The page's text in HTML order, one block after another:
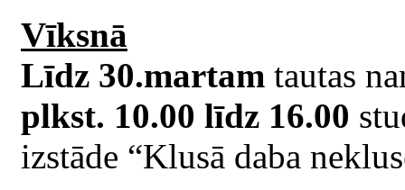
Vīksnā
Līdz 30.martam tautas
plkst. 10.00 līdz 16.00
izstāde “Klusā daba